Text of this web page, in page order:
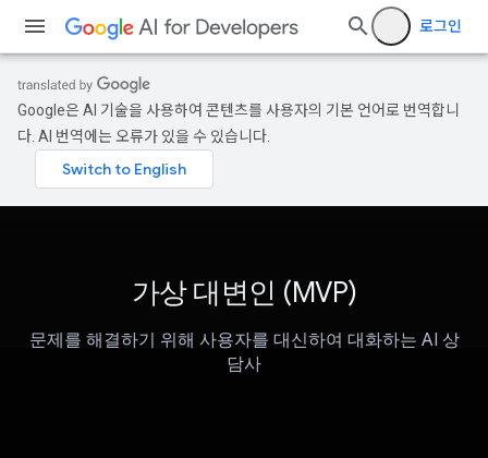
로그인
Google은 AI 기술을 사용하여 콘텐츠를 사용자의 기본 언어로 번역합니
다. AI 번역에는 오류가 있을 수 있습니다.
가상 대변인 (MVP)
문제를 해결하기 위해 사용자를 대신하여 대화하는 AI 상
담사